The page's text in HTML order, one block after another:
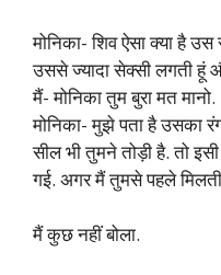
मोनिका- शिव ऐसा क्या है
उससे ज्यादा सेक्सी लगती हूं
मैं- मोनिका तुम बुरा मत मानो.
मोनिका- मुझे पता है उसका
सील भी तुमने तोड़ी है. तो इसी
गई. अगर मैं तुमसे पहले
मैं कुछ नहीं बोला.